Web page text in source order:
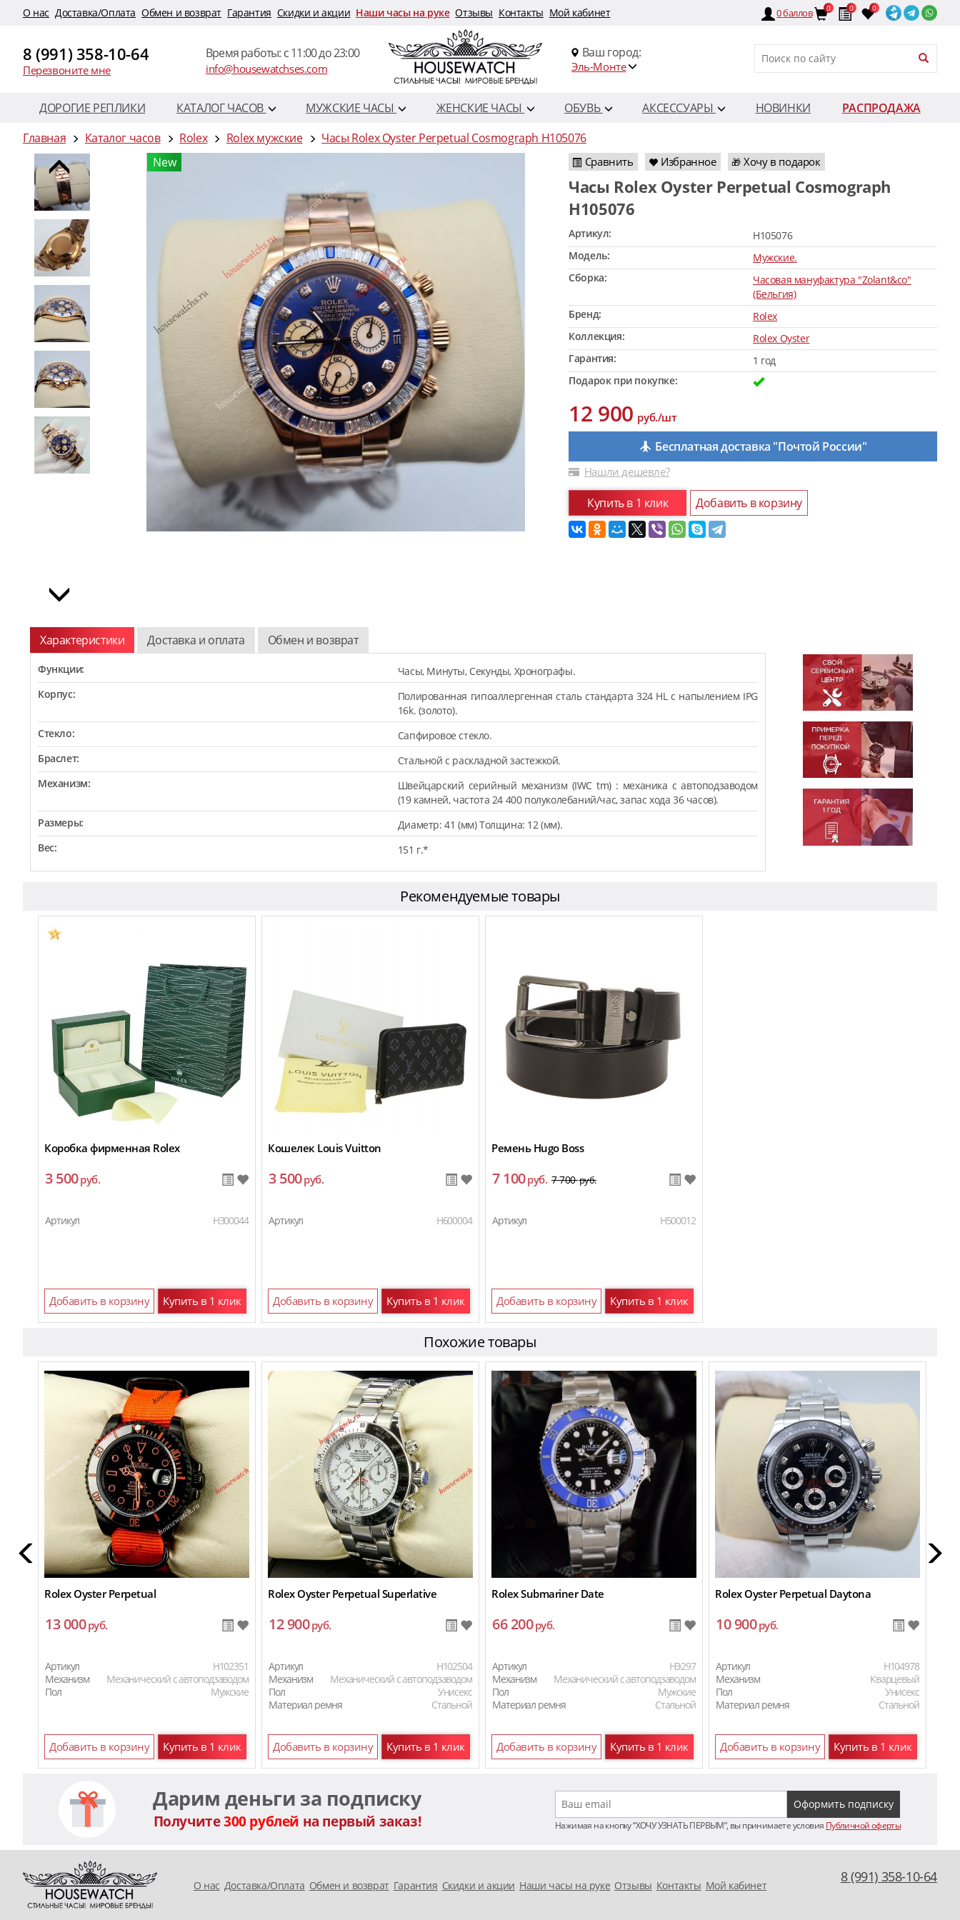
O нас Доставка/Оплата Обмен и возврат Гарантия Скидки и акции Наши часы на руке Отзывы Контакты Мой кабинет 0баллов 0 0 0
8 (991) 358-10-64
Перезвоните мне
Время работы: c 11:00 до 23:00
info@housewatchses.com
Ваш город:
Эль-Монте
ДОРОГИЕ РЕПЛИКИ КАТАЛОГ ЧАСОВ МУЖСКИЕ ЧАСЫ ЖЕНСКИЕ ЧАСЫ ОБУВЬ АКСЕССУАРЫ НОВИНКИ
РАСПРОДАЖА
Главная
Каталог часов Rolex Rolex мужские
Часы Rolex Oyster Perpetual Cosmograph H105076
New
Сравнить Избранное 🎁 Хочу в подарок
Часы Rolex Oyster Perpetual Cosmograph
H105076
Артикул:
H105076
Модель:
Мужские.
Сборка:
Часовая мануфактура "Zolant&co"
(Бельгия)
Бренд:
Rolex
Коллекция:
Rolex Oyster
Гарантия:
1 год
Подарок при покупке:
12 900руб./шт
Бесплатная доставка "Почтой России"
Нашли дешевле?
Купить в 1 клик Добавить в корзину
Характеристики Доставка и оплата Обмен и возврат
Функции:
Часы, Минуты, Секунды, Хронографы.
Корпус:
Полированная гипоаллергенная сталь стандарта 324 HL с напылением IPG
16k. (золото).
Стекло:
Сапфировое стекло.
Браслет:
Стальной с раскладной застежкой.
Механизм:
Швейцарский серийный механизм (IWC tm) : механика с автоподзаводом
(19 камней, частота 24 400 полуколебаний/час, запас хода 36 часов).
Размеры:
Диаметр: 41 (мм) Толщина: 12 (мм).
Вес:
151 г.*
Рекомендуемые товары
Коробка фирменная Rolex
3 500руб.
Артикул H300044
Добавить в корзину Купить в 1 клик
Кошелек Louis Vuitton
3 500руб.
Артикул H600004
Добавить в корзину Купить в 1 клик
Ремень Hugo Boss
7 100руб. 7 700руб.
Артикул H500012
Добавить в корзину Купить в 1 клик
Похожие товары
Rolex Oyster Perpetual
13 000руб.
Артикул
H102351
Механизм
Механический с автоподзаводом
Пол
Мужские
Добавить в корзину Купить в 1 клик
Rolex Oyster Perpetual Superlative
12 900руб.
Артикул
H102504
Механизм
Механический с автоподзаводом
Пол
Унисекс
Материал ремня
Стальной
Добавить в корзину Купить в 1 клик
Rolex Submariner Date
66 200руб.
Артикул
HЭ297
Механизм
Механический с автоподзаводом
Пол
Мужские
Материал ремня
Стальной
Добавить в корзину Купить в 1 клик
Rolex Oyster Perpetual Daytona
10 900руб.
Артикул
H104978
Механизм
Кварцевый
Пол
Унисекс
Материал ремня
Стальной
Добавить в корзину Купить в 1 клик
Дарим деньги за подписку
Получите300 рублей на первый заказ! Нажимая на кнопку “ХОЧУ УЗНАТЬ ПЕРВЫМ”, вы принимаете условия Публичной оферты
O нас Доставка/Оплата Обмен и возврат Гарантия Скидки и акции Наши часы на руке Отзывы Контакты Мой кабинет
8 (991) 358-10-64